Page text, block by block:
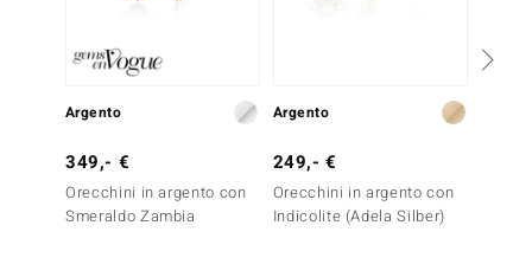
Collection
Argento
349,- €
Orecchini in argento con
Smeraldo Zambia
Argento
249,- €
Orecchini in argento con
Indicolite (Adela Silber)